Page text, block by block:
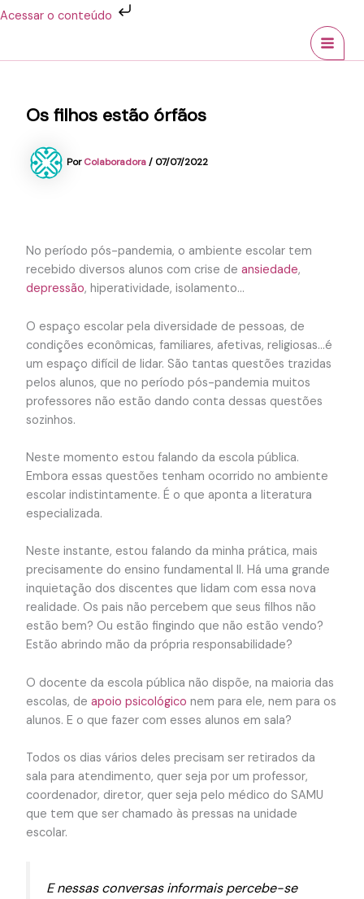
Acessar o conteúdo
Ir
conteúdo
Os filhos estão órfãos
PorColaboradora/ 07/07/2022
No período pós-pandemia, o ambiente escolar tem
recebido diversos alunos com crise de ansiedade,
depressão, hiperatividade, isolamento…
O espaço escolar pela diversidade de pessoas, de
condições econômicas, familiares, afetivas, religiosas…é
um espaço difícil de lidar. São tantas questões trazidas
pelos alunos, que no período pós-pandemia muitos
professores não estão dando conta dessas questões
sozinhos.
Neste momento estou falando da escola pública.
Embora essas questões tenham ocorrido no ambiente
escolar indistintamente. É o que aponta a literatura
especializada.
Neste instante, estou falando da minha prática, mais
precisamente do ensino fundamental II. Há uma grande
inquietação dos discentes que lidam com essa nova
realidade. Os pais não percebem que seus filhos não
estão bem? Ou estão fingindo que não estão vendo?
Estão abrindo mão da própria responsabilidade?
O docente da escola pública não dispõe, na maioria das
escolas, de apoio psicológico nem para ele, nem para os
alunos. E o que fazer com esses alunos em sala?
Todos os dias vários deles precisam ser retirados da
sala para atendimento, quer seja por um professor,
coordenador, diretor, quer seja pelo médico do SAMU
que tem que ser chamado às pressas na unidade
escolar.
E nessas conversas informais percebe-se